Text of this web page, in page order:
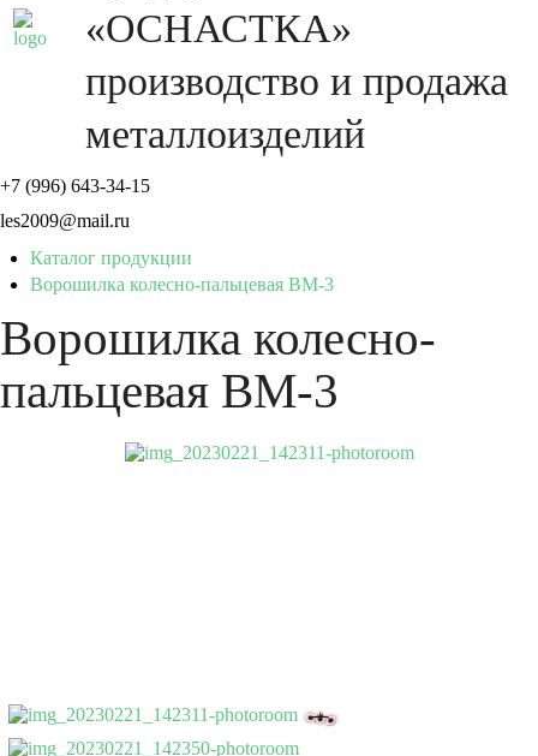
«ОСНАСТКА»
производство и продажа
металлоизделий
+7 (996) 643-34-15
les2009@mail.ru
Каталог продукции
Ворошилка колесно-пальцевая ВМ-3
Ворошилка колесно-
пальцевая ВМ-3